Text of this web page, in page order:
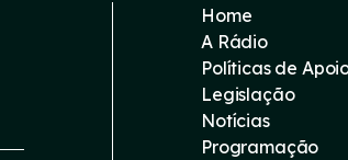
Home
A Rádio
Políticas de
Legislação
Notícias
Programação